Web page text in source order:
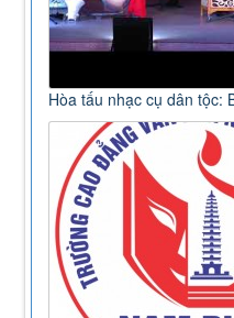
Hòa tấu nhạc cụ dân tộc: